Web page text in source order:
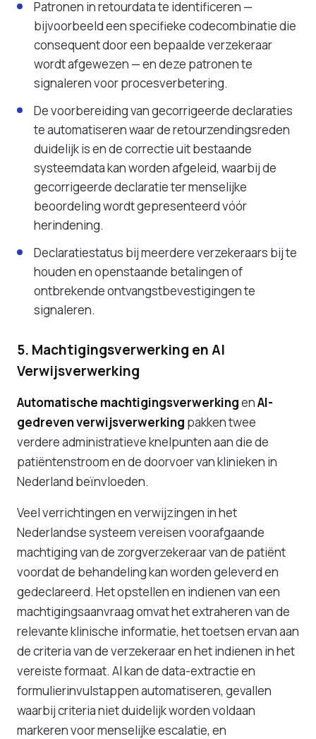
Patronen in retourdata te identificeren —
bijvoorbeeld een specifieke codecombinatie die
consequent door een bepaalde verzekeraar
wordt afgewezen — en deze patronen te
signaleren voor procesverbetering.
De voorbereiding van gecorrigeerde declaraties
te automatiseren waar de retourzendingsreden
duidelijk is en de correctie uit bestaande
systeemdata kan worden afgeleid, waarbij de
gecorrigeerde declaratie ter menselijke
beoordeling wordt gepresenteerd vóór
herindening.
Declaratiestatus bij meerdere verzekeraars bij te
houden en openstaande betalingen of
ontbrekende ontvangstbevestigingen te
signaleren.
5. Machtigingsverwerking en AI
Verwijsverwerking
Automatische machtigingsverwerkingenAI-
gedreven verwijsverwerking pakken twee
verdere administratieve knelpunten aan die de
patiëntenstroom en de doorvoer van klinieken in
Nederland beïnvloeden.
Veel verrichtingen en verwijzingen in het
Nederlandse systeem vereisen voorafgaande
machtiging van de zorgverzekeraar van de patiënt
voordat de behandeling kan worden geleverd en
gedeclareerd. Het opstellen en indienen van een
machtigingsaanvraag omvat het extraheren van de
relevante klinische informatie, het toetsen ervan aan
de criteria van de verzekeraar en het indienen in het
vereiste formaat. AI kan de data-extractie en
formulierinvulstappen automatiseren, gevallen
waarbij criteria niet duidelijk worden voldaan
markeren voor menselijke escalatie, en